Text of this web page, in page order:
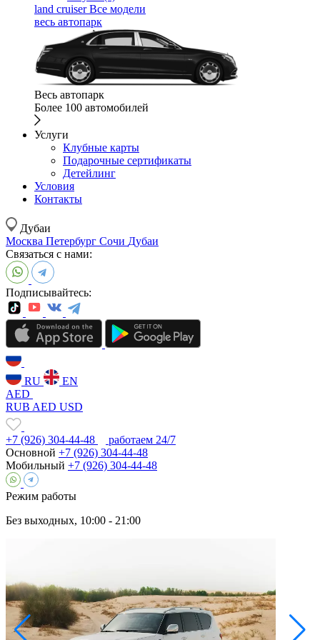
land cruiserВсе модели
весь автопарк
Весь автопарк
Более 100 автомобилей
Услуги
Клубные карты
Подарочные сертификаты
Детейлинг
Условия
Контакты
Дубаи
Москва Петербург Сочи Дубаи
Связаться с нами:
Подписывайтесь:
RU
EN
AED
RUB AED USD
+7 (926) 304-44-48
работаем 24/7
Основной +7 (926) 304-44-48
Мобильный +7 (926) 304-44-48
Режим работы
Без выходных, 10:00 - 21:00